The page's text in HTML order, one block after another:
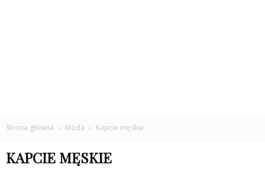
Strona główna Moda Kapcie męskie
KAPCIE MĘSKIE